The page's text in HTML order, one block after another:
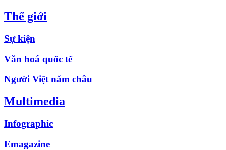
Thế giới
Sự kiện
Văn hoá quốc tế
Người Việt năm châu
Multimedia
Infographic
Emagazine